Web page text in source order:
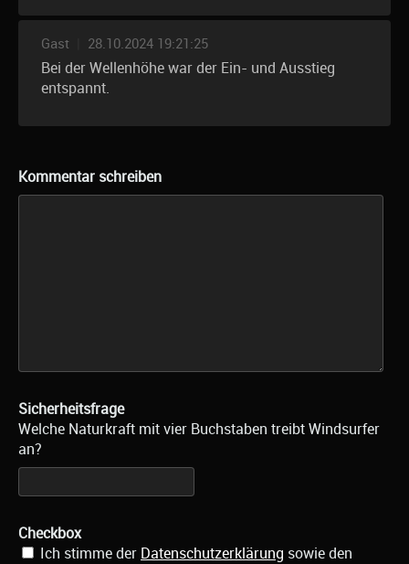
Gast 28.10.2024 19:21:25
Bei der Wellenhöhe war der Ein- und Ausstieg
entspannt.
Kommentar schreiben
Sicherheitsfrage
Welche Naturkraft mit vier Buchstaben treibt Windsurfer
an?
Checkbox
Ich stimme der Datenschutzerklärung sowie den